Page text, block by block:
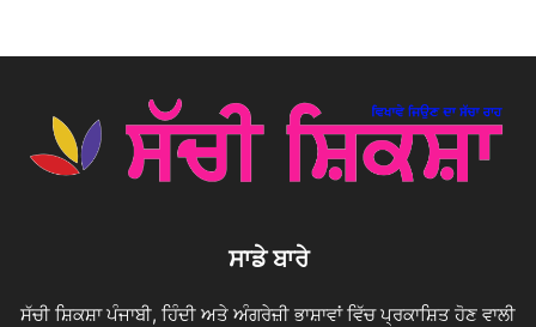
ਸਾਡੇ ਬਾਰੇ
ਸੱਚੀ ਸ਼ਿਕਸ਼ਾ ਪੰਜਾਬੀ, ਹਿੰਦੀ ਅਤੇ ਅੰਗਰੇਜ਼ੀ ਭਾਸ਼ਾਵਾਂ ਵਿੱਚ ਪ੍ਰਕਾਸ਼ਿਤ ਹੋਣ ਵਾਲੀ